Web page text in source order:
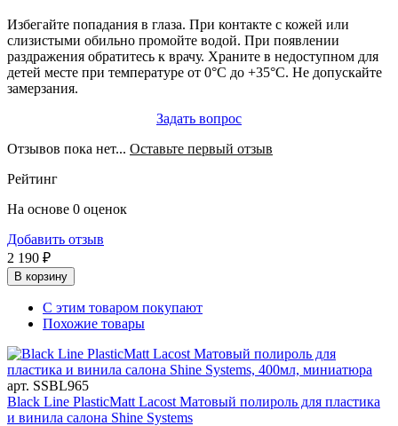
Избегайте попадания в глаза. При контакте с кожей или
слизистыми обильно промойте водой. При появлении
раздражения обратитесь к врачу. Храните в недоступном для
детей месте при температуре от 0°C до +35°C. Не допускайте
замерзания.
Задать вопрос
Отзывов пока нет... Оставьте первый отзыв
Рейтинг
На основе 0 оценок
Добавить отзыв
2 190 ₽
В корзину
С этим товаром покупают
Похожие товары
арт. SSBL965
Black Line PlasticMatt Lacost Матовый полироль для пластика
и винила салона Shine Systems